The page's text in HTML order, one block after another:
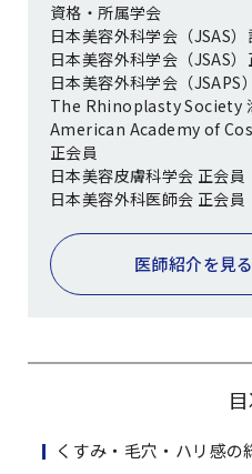
資格・所属学会
日本美容外科学会（JSAS
日本美容外科学会（JSAS）
日本美容外科学会（JSAPS
The Rhinoplasty Society
American Academy of
正会員
日本美容皮膚科学会 正会員
日本美容外科医師会 正会員
医師紹介を見る
くすみ・毛穴・ハリ感の